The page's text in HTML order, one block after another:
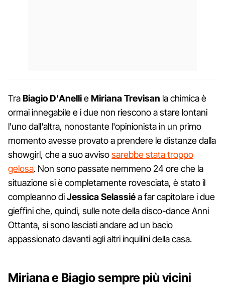
TraBiagio D'AnellieMiriana Trevisan la chimica è
ormai innegabile e i due non riescono a stare lontani
l'uno dall'altra, nonostante l'opinionista in un primo
momento avesse provato a prendere le distanze dalla
showgirl, che a suo avvisosarebbe stata troppo
gelosa. Non sono passate nemmeno 24 ore che la
situazione si è completamente rovesciata, è stato il
compleanno diJessica Selassiéa far capitolare i due
gieffini che, quindi, sulle note della disco-dance Anni
Ottanta, si sono lasciati andare ad un bacio
appassionato davanti agli altri inquilini della casa.
Miriana e Biagio sempre più vicini